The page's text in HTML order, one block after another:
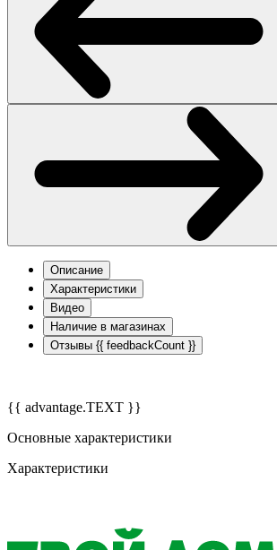
Описание
Характеристики
Видео
Наличие в магазинах
Отзывы {{ feedbackCount }}
{{ advantage.TEXT }}
Основные характеристики
Характеристики